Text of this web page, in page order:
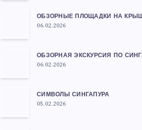
ОБЗОРНЫЕ ПЛОЩАДКИ НА
06.02.2026
ОБЗОРНАЯ ЭКСКУРСИЯ ПО
06.02.2026
СИМВОЛЫ СИНГАПУРА
05.02.2026